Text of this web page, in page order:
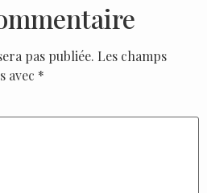
pas publiée. Les champs
avec *